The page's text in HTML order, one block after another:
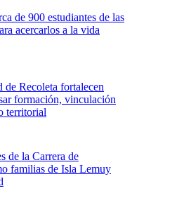
de 900 estudiantes de las
acercarlos a la vida
Recoleta fortalecen
formación, vinculación
territorial
de la Carrera de
familias de Isla Lemuy